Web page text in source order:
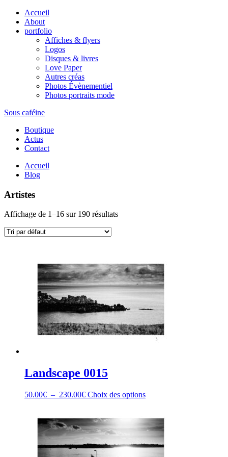
Accueil
About
portfolio
Affiches & flyers
Logos
Disques & livres
Love Paper
Autres créas
Photos Évènementiel
Photos portraits mode
Sous caféine
Boutique
Actus
Contact
Accueil
Blog
Artistes
Affichage de 1–16 sur 190 résultats
Landscape 0015
50.00€ – 230.00€Plage
50.00€
à
230.00€
Choix des optionsCe
plusieurs
variations.
Les
options